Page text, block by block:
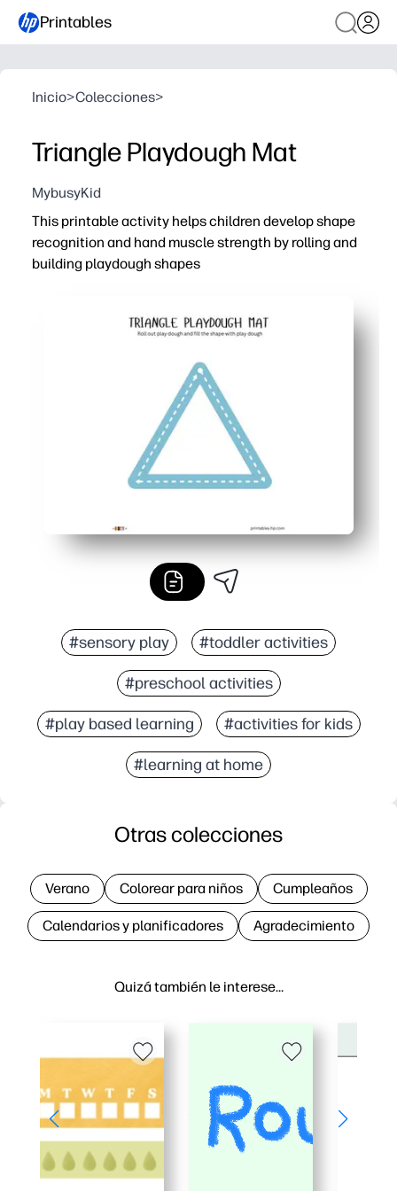
Printables
Inicio>Colecciones>
Triangle Playdough Mat
MybusyKid
This printable activity helps children develop shape
recognition and hand muscle strength by rolling and
building playdough shapes
#sensory play #toddler activities
#preschool activities
#play based learning #activities for kids
#learning at home
Quizá también le interese…
Otras colecciones
Verano Colorear para niños Cumpleaños
Calendarios y planificadores Agradecimiento